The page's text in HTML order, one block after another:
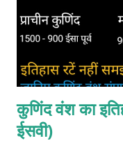
कुणिंद वंश का
ईसवी)